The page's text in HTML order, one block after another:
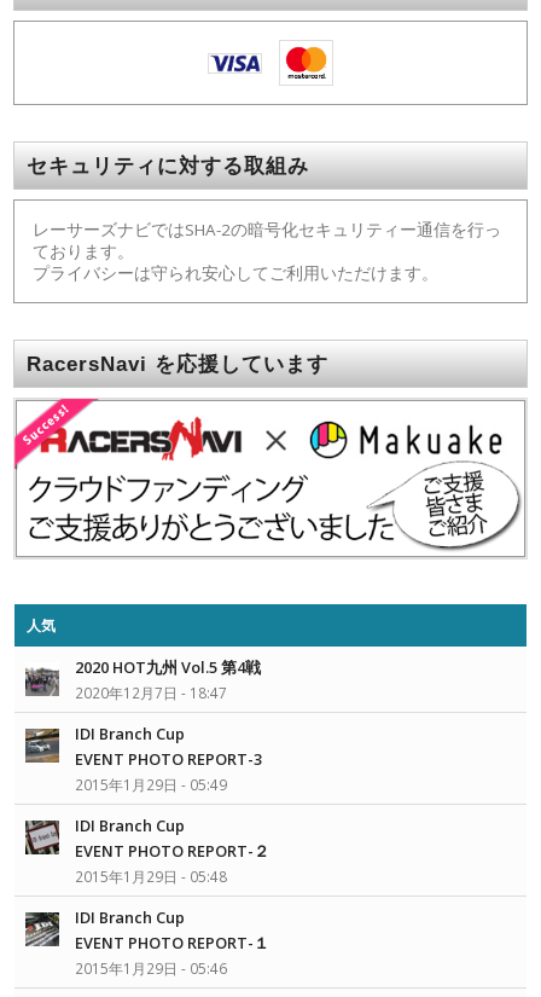
セキュリティに対する取組み
レーサーズナビではSHA-2の暗号化セキュリティー通信を行っ
ております。
プライバシーは守られ安心してご利用いただけます。
RacersNavi を応援しています
人気
2020 HOT九州 Vol.5 第4戦
2020年12月7日 - 18:47
IDI Branch Cup
EVENT PHOTO REPORT-3
2015年1月29日 - 05:49
IDI Branch Cup
EVENT PHOTO REPORT-２
2015年1月29日 - 05:48
IDI Branch Cup
EVENT PHOTO REPORT-１
2015年1月29日 - 05:46